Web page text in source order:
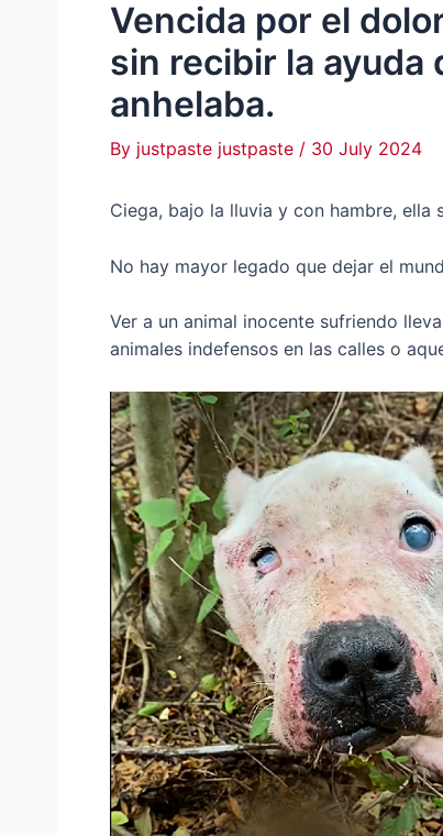
Vencida por el
sin recibir la ayuda
anhelaba.
By justpaste justpaste / 30 July 2024
Ciega, bajo la lluvia y con hambre, ella
No hay mayor legado que dejar el
Ver a un animal inocente sufriendo
animales indefensos en las calles o